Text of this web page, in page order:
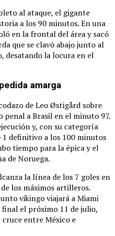
al ataque, el gigante
a los 90 minutos.En una
en la frontal del área y sacó
que se clavó abajo junto al
desatando la locura en el
amarga
de Leo Østigård sobre
penal a Brasil en el minuto 97.
y, con su categoría
definitivo a los 100 minutos
tiempo para la épica y el
de Noruega.
la línea de los 7 goles en
los máximos artilleros.
vikingo viajará a Miami
el próximo 11 de julio,
entre México e